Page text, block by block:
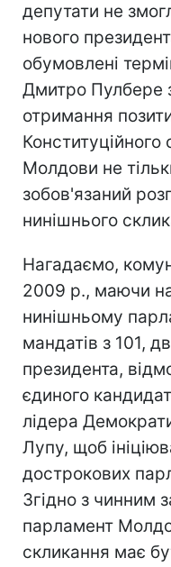
депутати не
нового
обумовлені
Дмитро Пулбере
отримання
Молдови не
зобов'язаний
нинішнього
Нагадаємо,
2009 р., маючи
нинішньому
мандатів з 101,
президента,
єдиного
лідера
Лупу, щоб
дострокових
Згідно з чинним
парламент
скликання має